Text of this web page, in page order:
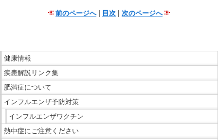
前のページへ| 目次 | 次のページへ
で
本
文
で
す。
こ
こ
か
ら
サ
イ
ド
メ
健康情報
疾患解説リンク集
肥満症について
インフルエンザ予防対策
インフルエンザワクチン
熱中症にご注意ください